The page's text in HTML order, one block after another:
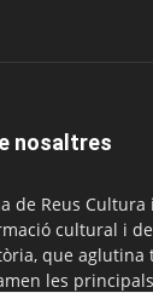
nosaltres
de Reus
cultural i
que aglutina
les